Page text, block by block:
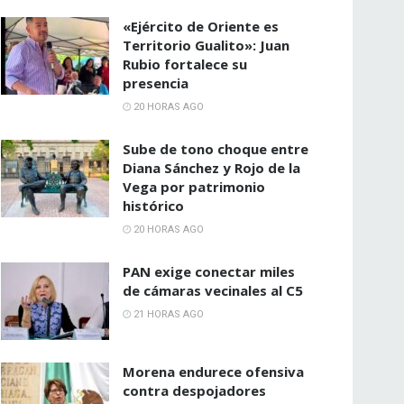
«Ejército de Oriente es
Territorio Gualito»: Juan
Rubio fortalece su
presencia
20 HORAS AGO
Sube de tono choque entre
Diana Sánchez y Rojo de la
Vega por patrimonio
histórico
20 HORAS AGO
PAN exige conectar miles
de cámaras vecinales al C5
21 HORAS AGO
Morena endurece ofensiva
contra despojadores